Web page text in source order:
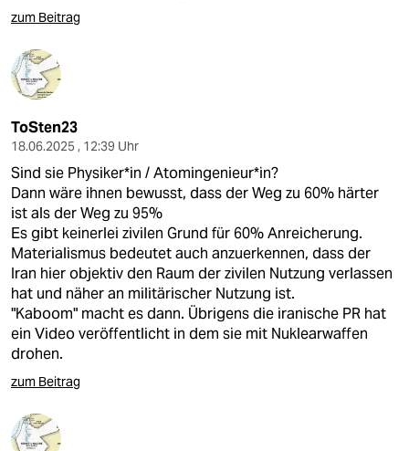
zum Beitrag
ToSten23
18.06.2025 , 12:39 Uhr
Sind sie Physiker*in / Atomingenieur*in?
Dann wäre ihnen bewusst, dass der Weg zu 60% härter
ist als der Weg zu 95%
Es gibt keinerlei zivilen Grund für 60% Anreicherung.
Materialismus bedeutet auch anzuerkennen, dass der
Iran hier objektiv den Raum der zivilen Nutzung verlassen
hat und näher an militärischer Nutzung ist.
"Kaboom" macht es dann. Übrigens die iranische PR hat
ein Video veröffentlicht in dem sie mit Nuklearwaffen
drohen.
zum Beitrag